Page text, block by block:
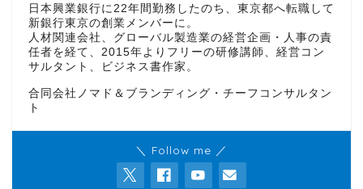
日本興業銀行に22年間勤務したのち、東京都へ転職して
新銀行東京の創業メンバーに。
人材関連会社、グローバル製造業の経営企画・人事の責
任者を経て、2015年よりフリーの研修講師、経営コン
サルタント、ビジネス書作家。
合同会社ノマド＆ブランディング・チーフコンサルタン
ト
＼ Follow me ／